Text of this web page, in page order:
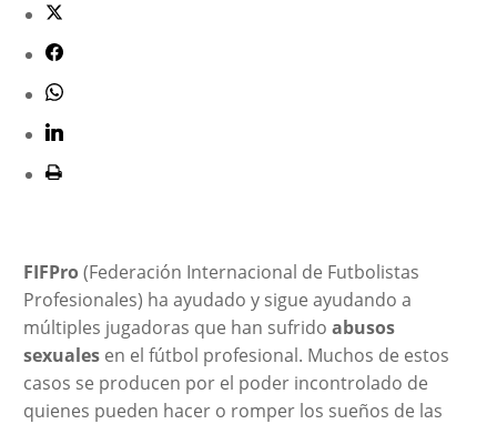
FIFPro(Federación Internacional de Futbolistas
Profesionales) ha ayudado y sigue ayudando a
múltiples jugadoras que han sufrido abusos
sexualesen el fútbol profesional. Muchos de estos
casos se producen por el poder incontrolado de
quienes pueden hacer o romper los sueños de las